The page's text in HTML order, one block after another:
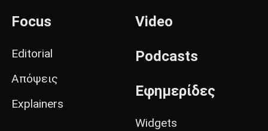
Focus
Editorial
Απόψεις
Explainers
Video
Podcasts
Εφημερίδες
Widgets